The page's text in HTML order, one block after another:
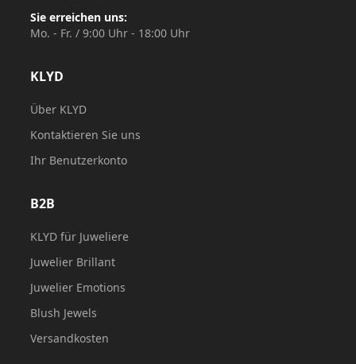
Sie erreichen uns:
Mo. - Fr. / 9:00 Uhr - 18:00 Uhr
KLYD
Über KLYD
Kontaktieren Sie uns
Ihr Benutzerkonto
B2B
KLYD für Juweliere
Juwelier Brillant
Juwelier Emotions
Blush Jewels
Versandkosten